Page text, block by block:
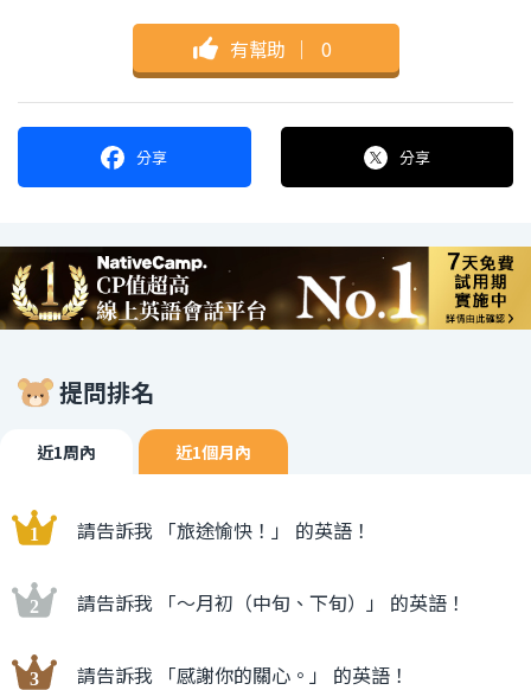
有幫助 ｜ 0
分享 分享
提問排名
近1周內 近1個月內
請告訴我 「旅途愉快！」 的英語！
請告訴我 「〜月初（中旬、下旬）」 的英語！
請告訴我 「感謝你的關心。」 的英語！